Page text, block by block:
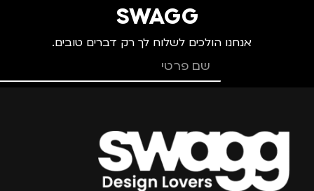
SWAGG
אנחנו הולכים לשלוח לך רק דברים טובים.
צרפו אותי למועדון